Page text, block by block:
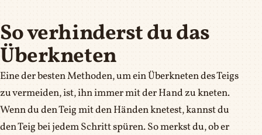
So verhinderst du das
Überkneten
Eine der besten Methoden, um ein Überkneten des Teigs
zu vermeiden, ist, ihn immer mit der Hand zu kneten.
Wenn du den Teig mit den Händen knetest, kannst du
den Teig bei jedem Schritt spüren. So merkst du, ob er